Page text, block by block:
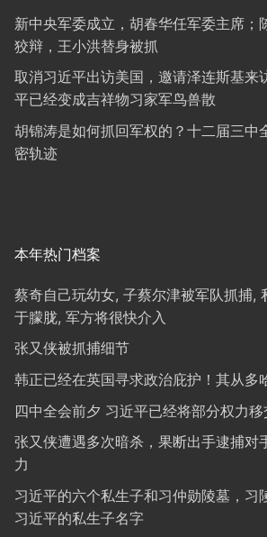
新中央军委成立，胡春华任军委主席；
狡辩，王小洪替身被抓
取消习近平出访美国，邀请泽连斯基来
平已经变成吉祥物习家军鸟兽散
胡锦涛是如何抓回军权的？十二届三中
密轨迹
本年热门档案
蔡奇自己玩幼女, 子蔡尔津被军队抓捕,
于朦胧, 军方将很快介入
张又侠被抓捕细节
韩正已经在英国寻求政治庇护！其从多
四中全会前夕 习近平已经将部分权力
张又侠遭遇多次暗杀，果断出手逮捕对
力
习近平的六个私生子和习仲勋陵墓，习
习近平的私生子名字